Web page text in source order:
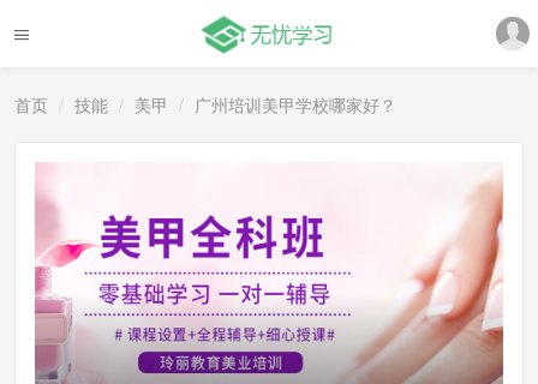
首页 技能 美甲 广州培训美甲学校哪家好？